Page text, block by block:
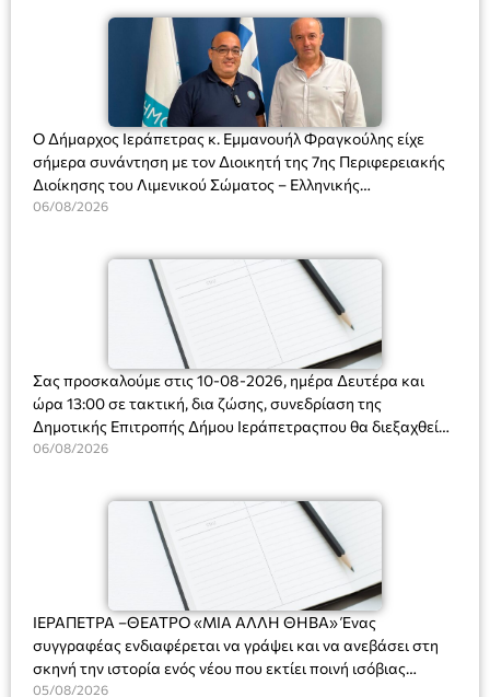
Ο Δήμαρχος Ιεράπετρας κ. Εμμανουήλ Φραγκούλης είχε
σήμερα συνάντηση με τον Διοικητή της 7ης Περιφερειακής
Διοίκησης του Λιμενικού Σώματος – Ελληνικής
Ακτοφυλακής (Λ.Σ.-ΕΛ.ΑΚΤ.), Αρχιπλοίαρχο Λ.Σ. κ. Ιωάννη
06/08/2026
Σας προσκαλούμε στις 10-08-2026, ημέρα Δευτέρα και
ώρα 13:00 σε τακτική, δια ζώσης, συνεδρίαση της
Δημοτικής Επιτροπής Δήμου Ιεράπετραςπου θα διεξαχθεί
στο Δημοτικό Κατάστημα, Δημοκρατίας 31 στην αίθουσα
και λήψη αποφάσεων στα παρακάτω θέματα:
06/08/2026
ΙΕΡΑΠΕΤΡΑ –ΘΕΑΤΡΟ «ΜΙΑ ΑΛΛΗ ΘΗΒΑ» Ένας
συγγραφέας ενδιαφέρεται να γράψει και να ανεβάσει στη
σκηνή την ιστορία ενός νέου που εκτίει ποινή ισόβιας
κάθειρξης για πατροκτονία. Ένα πολυβραβευμένο έργο για
05/08/2026